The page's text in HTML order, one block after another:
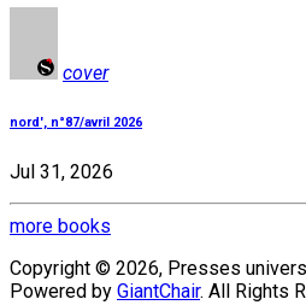
cover
nord', n°87/avril 2026
Jul 31, 2026
more books
Copyright © 2026, Presses
Powered by GiantChair. All Rights